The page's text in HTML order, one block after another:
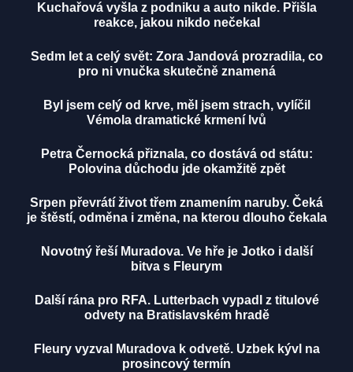
Kuchařová vyšla z podniku a auto nikde. Přišla
reakce, jakou nikdo nečekal
Sedm let a celý svět: Zora Jandová prozradila, co
pro ni vnučka skutečně znamená
Byl jsem celý od krve, měl jsem strach, vylíčil
Vémola dramatické krmení lvů
Petra Černocká přiznala, co dostává od státu:
Polovina důchodu jde okamžitě zpět
Srpen převrátí život třem znamením naruby. Čeká
je štěstí, odměna i změna, na kterou dlouho čekala
Novotný řeší Muradova. Ve hře je Jotko i další
bitva s Fleurym
Další rána pro RFA. Lutterbach vypadl z titulové
odvety na Bratislavském hradě
Fleury vyzval Muradova k odvetě. Uzbek kývl na
prosincový termín